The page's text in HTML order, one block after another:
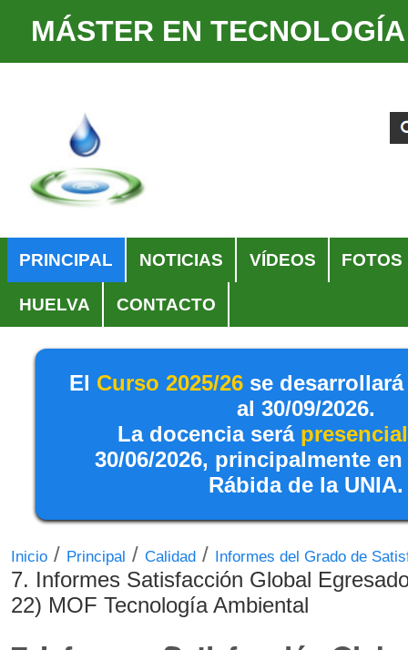
MÁSTER EN
contenido.
Saltar
Búsqueda
Avanzada…
PRINCIPAL NOTICIAS VÍDEOS FOTOS
HUELVA CONTACTO
El Curso 2025/26 se desarrollará
al 30/09/2026.
La docencia será presencial
30/06/2026, principalmente
Rábida de la UNIA.
Inicio / Principal / Calidad / Informes del Grado de
7. Informes Satisfacción Global
22) MOF Tecnología Ambiental